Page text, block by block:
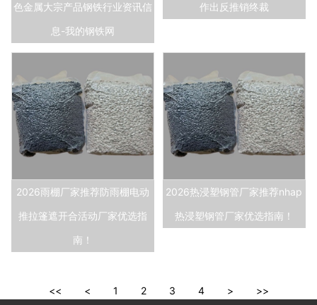
色金属大宗产品钢铁行业资讯信
息-我的钢铁网
作出反推销终裁
2026雨棚厂家推荐防雨棚电动
推拉篷遮开合活动厂家优选指
南！
2026热浸塑钢管厂家推荐nhap
热浸塑钢管厂家优选指南！
<< < 1 2 3 4 > >>